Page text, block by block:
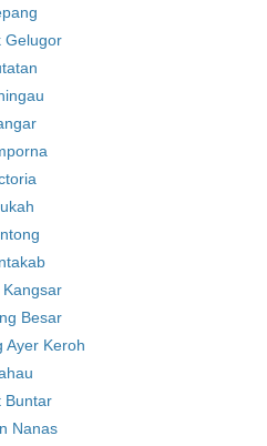
Gelugor
Kangsar
Besar
Ayer Keroh
Buntar
Nanas